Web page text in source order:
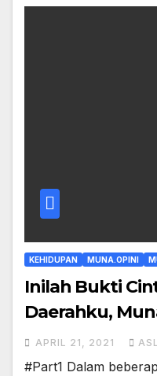
KEHIDUPAN MUNA.OPINI
Inilah Bukti
Daerahku,
APRIL 21, 2021
#Part1 Dalam